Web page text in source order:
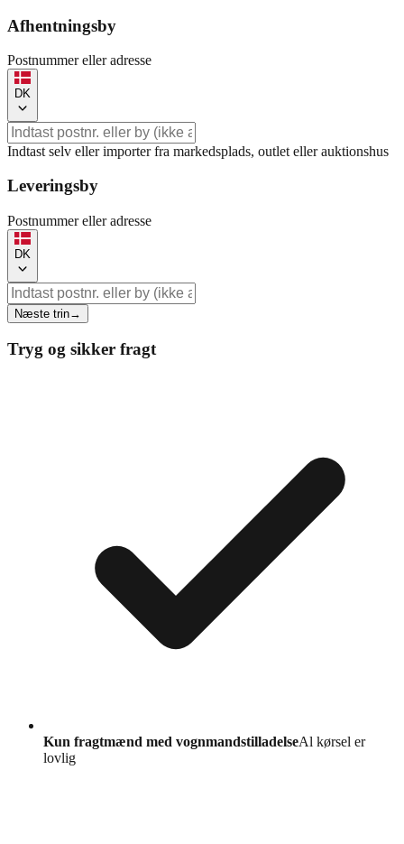
Afhentningsby
Postnummer eller adresse
DK
Indtast selv eller importer fra markedsplads, outlet eller auktionshus
Leveringsby
Postnummer eller adresse
DK
Næste trin→
Tryg og sikker fragt
Kun fragtmænd med vognmandstilladelseAl kørsel er
lovlig